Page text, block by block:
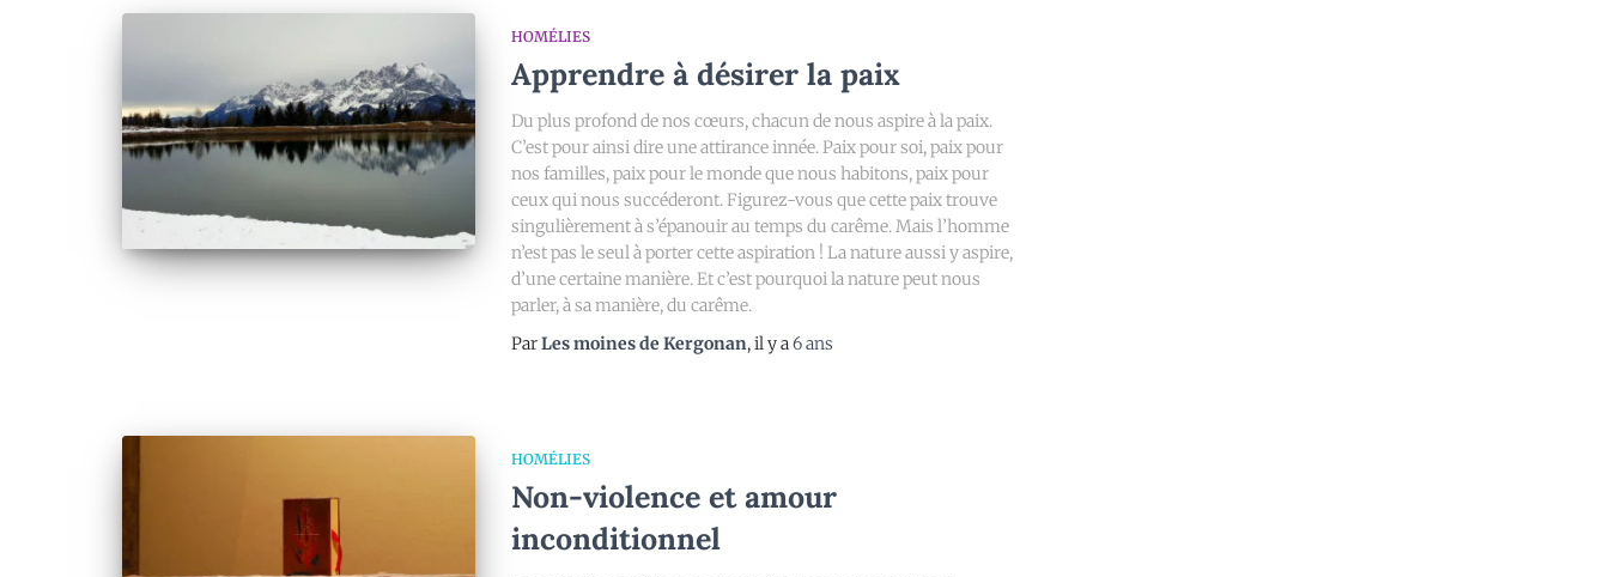
HOMÉLIES
Apprendre à désirer la paix
Du plus profond de nos cœurs, chacun de nous aspire à la paix.
C’est pour ainsi dire une attirance innée. Paix pour soi, paix pour
nos familles, paix pour le monde que nous habitons, paix pour
ceux qui nous succéderont. Figurez-vous que cette paix trouve
singulièrement à s’épanouir au temps du carême. Mais l’homme
n’est pas le seul à porter cette aspiration ! La nature aussi y aspire,
d’une certaine manière. Et c’est pourquoi la nature peut nous
parler, à sa manière, du carême.
ParLes moines de Kergonan, il y a6 ans
HOMÉLIES
Non-violence et amour
inconditionnel